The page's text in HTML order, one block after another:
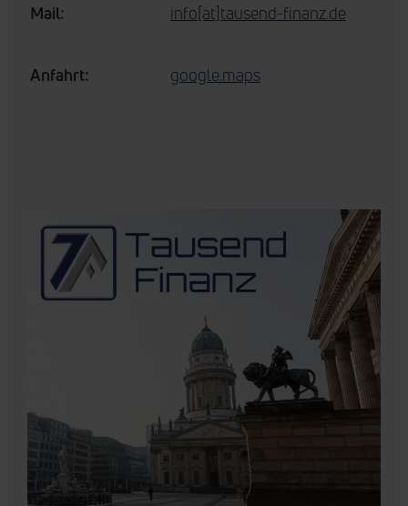
Mail:
info[at]tausend-finanz.de
Anfahrt: google.maps